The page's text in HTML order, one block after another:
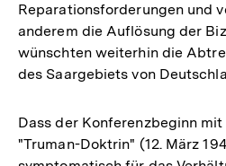
Reparationsforderungen und
anderem die Auflösung der
wünschten weiterhin die
des Saargebiets von
Dass der Konferenzbeginn
"Truman-Doktrin" (12. März